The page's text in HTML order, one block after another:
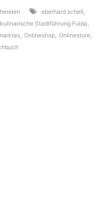
eberhard schell ,
kulinarische Stadtführung Fulda ,
, Onlineshop, Onlinestore,